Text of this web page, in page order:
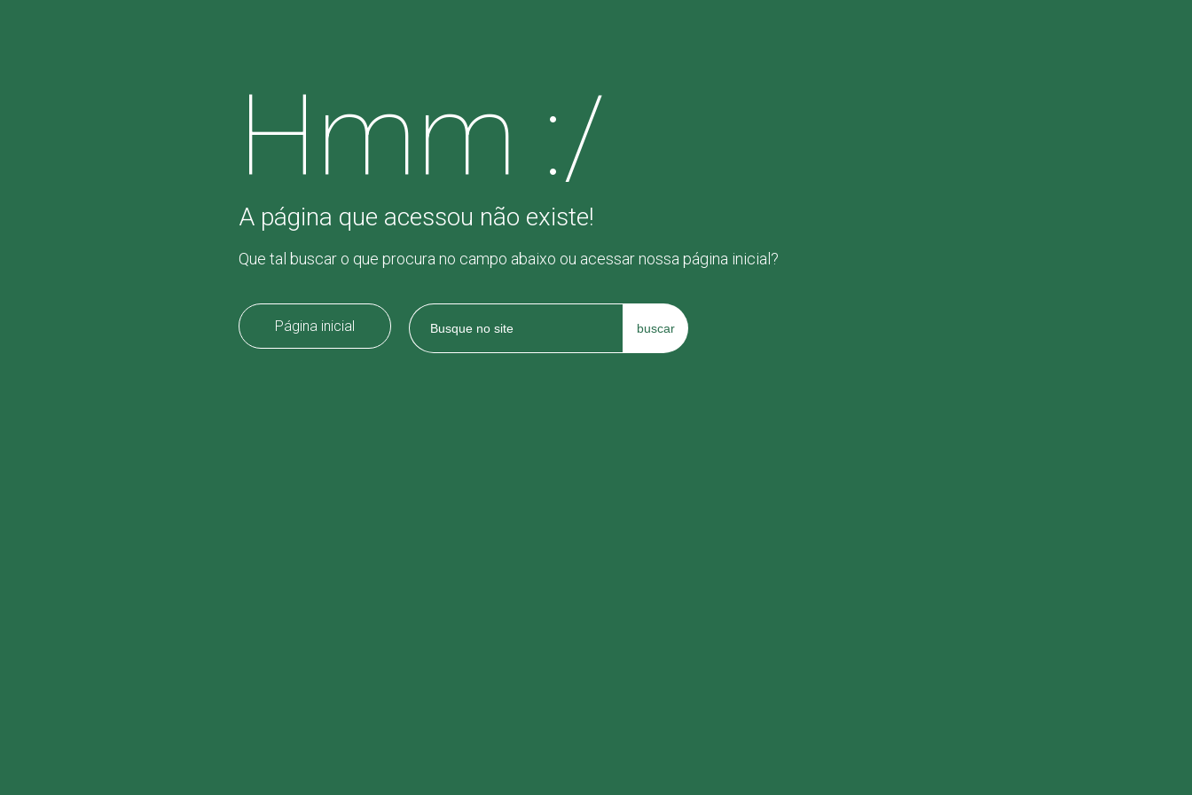
Hmm :/
A página que acessou não existe!
Que tal buscar o que procura no campo abaixo ou acessar nossa página inicial?
Página inicial